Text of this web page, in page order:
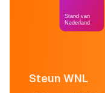
Steun WNL
Stand van
Nederland